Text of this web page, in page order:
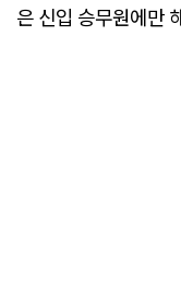
은 신입 승무원에만